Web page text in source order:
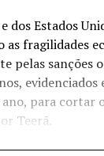
dos Estados
fragilidades
pelas sanções
evidenciados
para cortar
Teerã.